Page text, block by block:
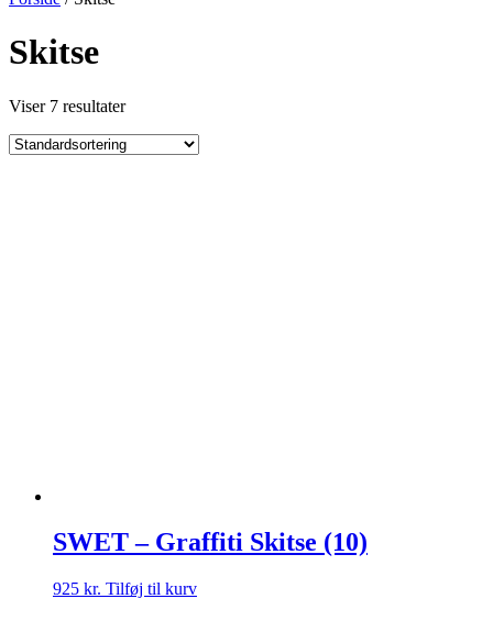
Skitse
Viser 7 resultater
SWET – Graffiti Skitse (10)
925 kr. Tilføj til kurv